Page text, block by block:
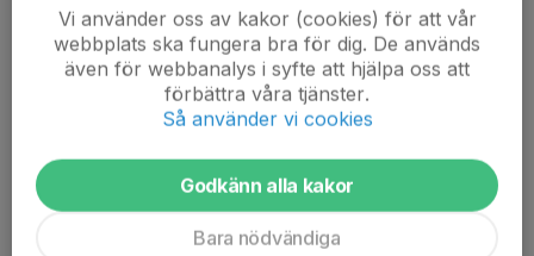
12 sep 2024 6 kommentarer
Vi använder oss av kakor (cookies) för att vår
webbplats ska fungera bra för dig. De används
även för webbanalys i syfte att hjälpa oss att
förbättra våra tjänster.
Så använder vi cookies
Godkänn alla kakor
Bara nödvändiga